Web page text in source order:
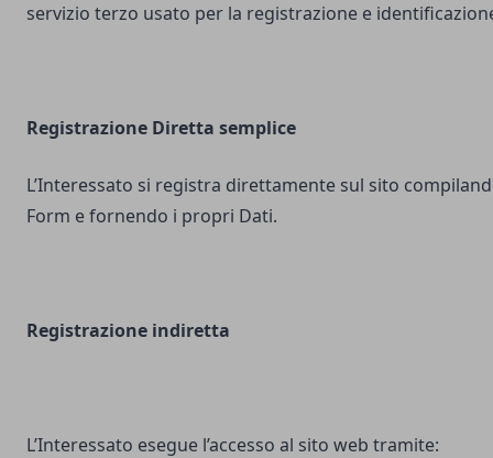
servizio terzo usato per la registrazione e
Registrazione Diretta semplice
L’Interessato si registra direttamente sul sito
Form e fornendo i propri Dati.
Registrazione indiretta
L’Interessato esegue l’accesso al sito web tramite: